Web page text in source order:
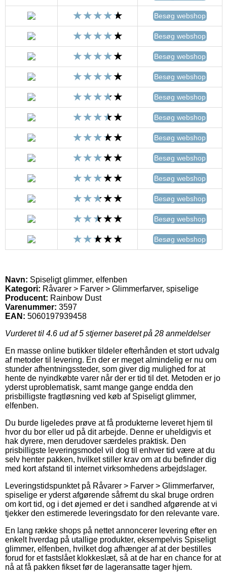
Besøg webshop
Besøg webshop
Besøg webshop
Besøg webshop
Besøg webshop
Besøg webshop
Besøg webshop
Besøg webshop
Besøg webshop
Besøg webshop
Besøg webshop
Besøg webshop
Navn: Spiseligt glimmer, elfenben
Kategori: Råvarer > Farver > Glimmerfarver, spiselige
Producent: Rainbow Dust
Varenummer: 3597
EAN: 5060197939458
Vurderet til 4.6 ud af 5 stjerner baseret på 28 anmeldelser
En masse online butikker tildeler efterhånden et stort udvalg
af metoder til levering. En der er meget almindelig er nu om
stunder afhentningssteder, som giver dig mulighed for at
hente de nyindkøbte varer når der er tid til det. Metoden er jo
yderst uproblematisk, samt mange gange endda den
prisbilligste fragtløsning ved køb af Spiseligt glimmer,
elfenben.
Du burde ligeledes prøve at få produkterne leveret hjem til
hvor du bor eller ud på dit arbejde. Denne er uheldigvis et
hak dyrere, men derudover særdeles praktisk. Den
prisbilligste leveringsmodel vil dog til enhver tid være at du
selv henter pakken, hvilket stiller krav om at du befinder dig
med kort afstand til internet virksomhedens arbejdslager.
Leveringstidspunktet på Råvarer > Farver > Glimmerfarver,
spiselige er yderst afgørende såfremt du skal bruge ordren
om kort tid, og i det øjemed er det i sandhed afgørende at vi
tjekker den estimerede leveringsdato for den relevante vare.
En lang række shops på nettet annoncerer levering efter en
enkelt hverdag på utallige produkter, eksempelvis Spiseligt
glimmer, elfenben, hvilket dog afhænger af at der bestilles
forud for et fastslået klokkeslæt, så at de har en chance for at
nå at få pakken fikset før de lageransatte tager hjem.